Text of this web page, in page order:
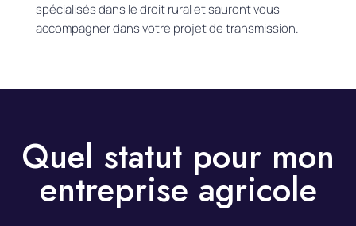
spécialisés dans le droit rural et sauront vous
accompagner dans votre projet de transmission.
Quel statut pour mon
entreprise agricole